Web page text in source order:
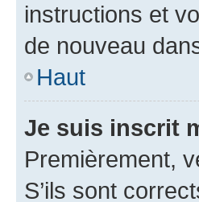
instructions et
de nouveau
Haut
Je suis inscrit
Premièrement,
S’ils sont